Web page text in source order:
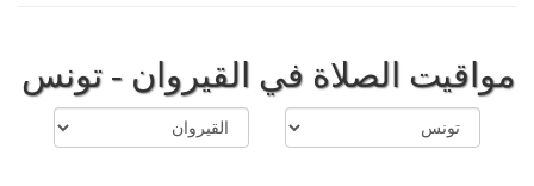
مواقيت الصلاة في القيروان - تونس